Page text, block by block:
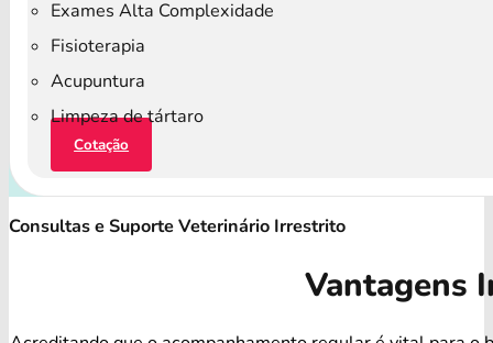
Exames Alta Complexidade
Fisioterapia
Acupuntura
Limpeza de tártaro
Cotação
Consultas e Suporte Veterinário Irrestrito
Vantagens